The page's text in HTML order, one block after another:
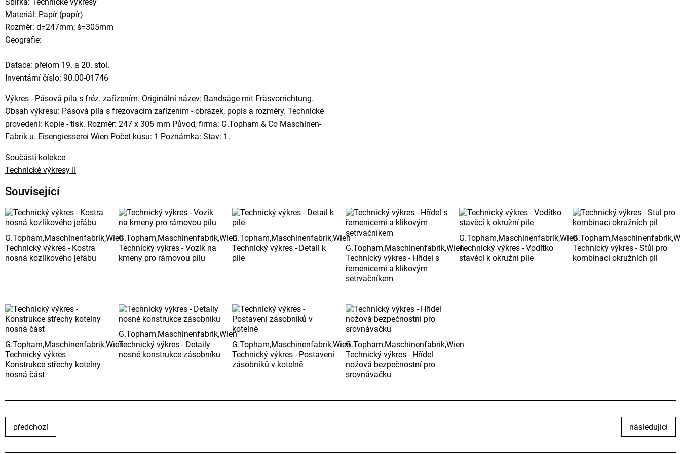
Materiál: Papír (papír)
Rozměr: d=247mm; š=305mm
Geografie:
Datace: přelom 19. a 20. stol.
Inventární číslo: 90.00-01746
Výkres - Pásová pila s fréz. zařízením. Originální název: Bandsäge mit Fräsvorrichtung.
Obsah výkresu: Pásová pila s frézovacím zařízením - obrázek, popis a rozměry. Technické
provedení: Kopie - tisk. Rozměr: 247 x 305 mm Původ, firma: G.Topham & Co Maschinen-
Fabrik u. Eisengiesserei Wien Počet kusů: 1 Poznámka: Stav: 1.
Součástí kolekce
Technické výkresy II
Související
G.Topham,Maschinenfabrik,Wien
Technický výkres - Kostra
nosná kozlíkového jeřábu
G.Topham,Maschinenfabrik,Wien
Technický výkres - Vozík na
kmeny pro rámovou pilu
G.Topham,Maschinenfabrik,Wien
Technický výkres - Detail k
pile
G.Topham,Maschinenfabrik,Wien
Technický výkres - Hřídel s
řemenicemi a klikovým
setrvačníkem
G.Topham,Maschinenfabrik,Wien
Technický výkres - Vodítko
stavěcí k okružní pile
Technický výkres - Stůl pro
kombinaci okružních pil
G.Topham,Maschinenfabrik,Wien
Technický výkres -
Konstrukce střechy kotelny
nosná část
G.Topham,Maschinenfabrik,Wien
Technický výkres - Detaily
nosné konstrukce zásobníku
G.Topham,Maschinenfabrik,Wien
Technický výkres - Postavení
zásobníků v kotelně
G.Topham,Maschinenfabrik,Wien
Technický výkres - Hřídel
nožová bezpečnostní pro
srovnávačku
předchozí následující